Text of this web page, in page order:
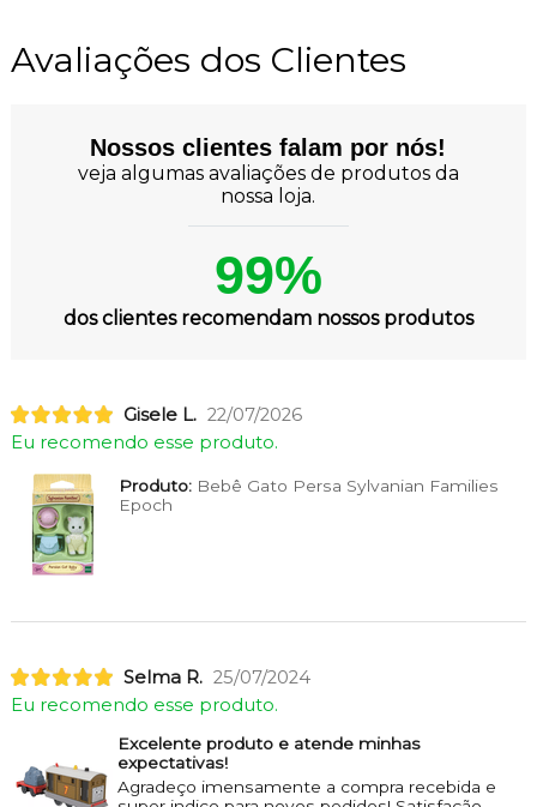
Avaliações dos Clientes
Nossos clientes falam por nós!
veja algumas avaliações de produtos da
nossa loja.
99%
dos clientes recomendam nossos produtos
Gisele L. 22/07/2026
Eu recomendo esse produto.
Produto:Bebê Gato Persa Sylvanian Families
Epoch
Selma R. 25/07/2024
Eu recomendo esse produto.
Excelente produto e atende minhas
expectativas!
Agradeço imensamente a compra recebida e